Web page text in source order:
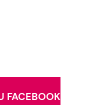
FACEBOOK